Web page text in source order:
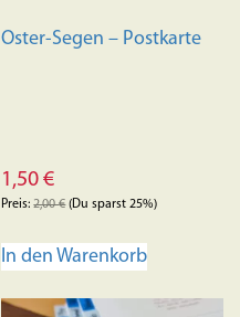
Oster-Segen – Postkarte
1,50€
Preis:2,00€(Du sparst 25%)
In den Warenkorb